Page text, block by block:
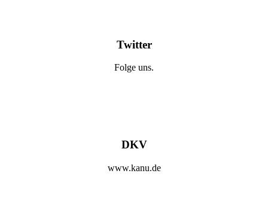
Twitter
Folge uns.
DKV
www.kanu.de